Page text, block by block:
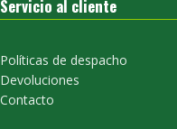
Servicio al cliente
Políticas de despacho
Devoluciones
Contacto